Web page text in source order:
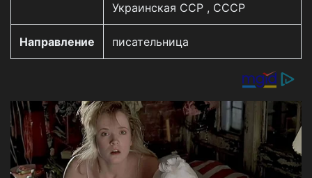
Украинская ССР , СССР
Направление писательница